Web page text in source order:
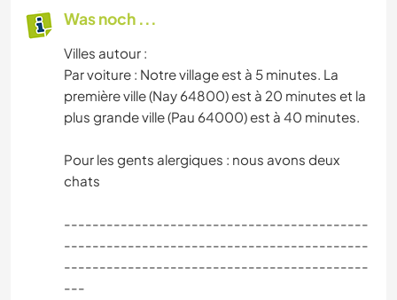
Was noch ...
Villes autour :
Par voiture : Notre village est à 5 minutes. La
première ville (Nay 64800) est à 20 minutes et la
plus grande ville (Pau 64000) est à 40 minutes.
Pour les gents alergiques : nous avons deux
chats
-------------------------------------------
-------------------------------------------
-------------------------------------------
---